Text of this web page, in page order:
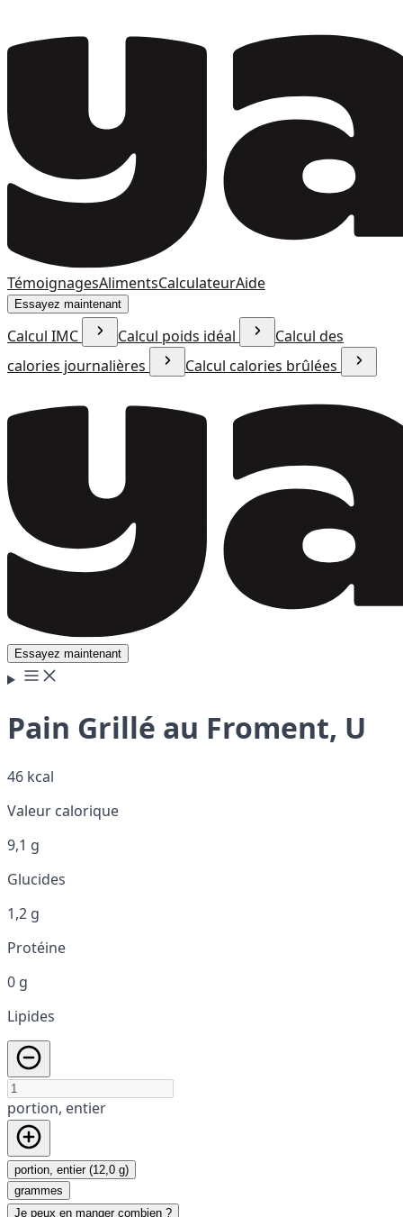
TémoignagesAlimentsCalculateurAide
Essayez maintenant
Calcul IMC Calcul poids idéal
Calcul des
calories journalières
Calcul calories brûlées
Essayez maintenant
Pain Grillé au Froment, U
46 kcal
Valeur calorique
9,1 g
Glucides
1,2 g
Protéine
0 g
Lipides
portion, entier
portion, entier (12,0 g)
grammes
Je peux en manger combien ?